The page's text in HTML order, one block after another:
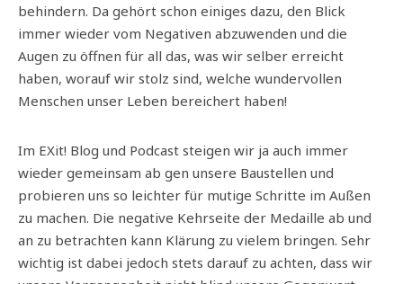
behindern. Da gehört schon einiges dazu, den Blick
immer wieder vom Negativen abzuwenden und die
Augen zu öffnen für all das, was wir selber erreicht
haben, worauf wir stolz sind, welche wundervollen
Menschen unser Leben bereichert haben!
Im EXit! Blog und Podcast steigen wir ja auch immer
wieder gemeinsam ab gen unsere Baustellen und
probieren uns so leichter für mutige Schritte im Außen
zu machen. Die negative Kehrseite der Medaille ab und
an zu betrachten kann Klärung zu vielem bringen. Sehr
wichtig ist dabei jedoch stets darauf zu achten, dass wir